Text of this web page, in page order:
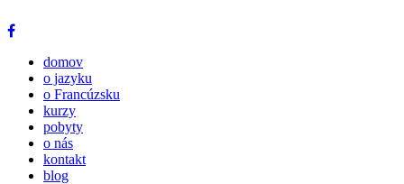
domov
o jazyku
o Francúzsku
kurzy
pobyty
o nás
kontakt
blog